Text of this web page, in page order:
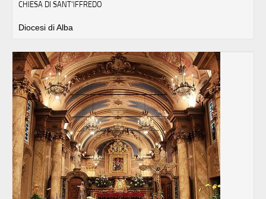
CHIESA DI SANT'IFFREDO
Diocesi di Alba